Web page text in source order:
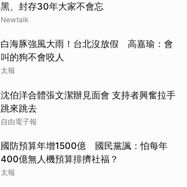
黑、封存30年大家不會忘
Newtalk
白海豚強風大雨！台北沒放假 高嘉瑜：會
叫的狗不會咬人
太報
沈伯洋合體張文潔辦見面會 支持者興奮拉手
跳來跳去
自由電子報
國防預算年增1500億 國民黨諷：怕每年
400億無人機預算排擠社福？
太報